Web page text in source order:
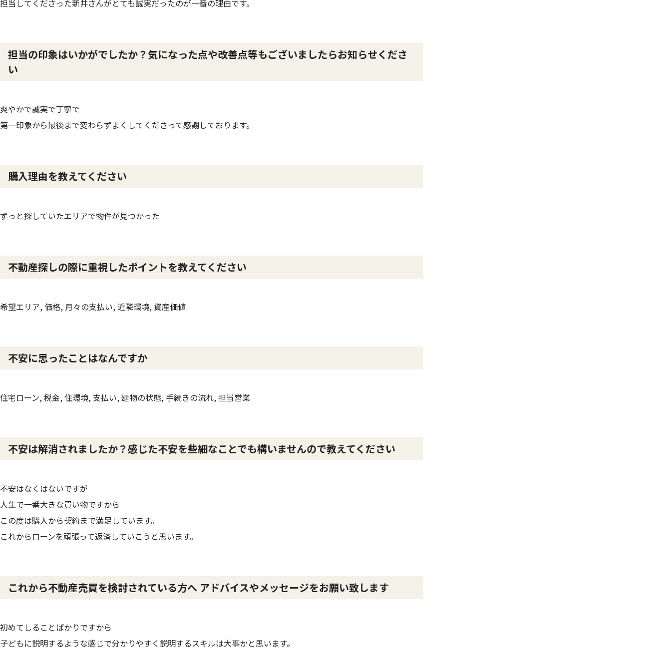
担当してくださった新井さんがとても誠実だったのが一番の理由です。
担当の印象はいかがでしたか？気になった点や改善点等もございましたらお知らせくださ
い
爽やかで誠実で丁寧で
第一印象から最後まで変わらずよくしてくださって感謝しております。
購入理由を教えてください
ずっと探していたエリアで物件が見つかった
不動産探しの際に重視したポイントを教えてください
希望エリア, 価格, 月々の支払い, 近隣環境, 資産価値
不安に思ったことはなんですか
住宅ローン, 税金, 住環境, 支払い, 建物の状態, 手続きの流れ, 担当営業
不安は解消されましたか？感じた不安を些細なことでも構いませんので教えてください
不安はなくはないですが
人生で一番大きな買い物ですから
この度は購入から契約まで満足しています。
これからローンを頑張って返済していこうと思います。
これから不動産売買を検討されている方へ アドバイスやメッセージをお願い致します
初めてしることばかりですから
子どもに説明するような感じで分かりやすく説明するスキルは大事かと思います。